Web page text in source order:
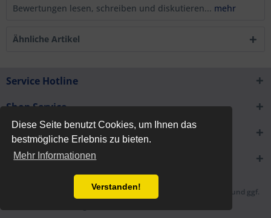
Diese Seite benutzt Cookies, um Ihnen das
bestmögliche Erlebnis zu bieten.
Mehr Informationen
Verstanden!
Bewertungen lesen, schreiben und diskutieren... mehr
Ähnliche Artikel
Service Hotline
Shop Service
Informationen
Newsletter
* Alle Preise inkl. gesetzl. Mehrwertsteuer zzgl.
und ggf.